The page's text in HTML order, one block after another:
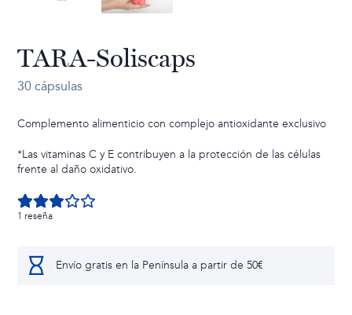
TARA-Soliscaps
30 cápsulas
Complemento alimenticio con complejo antioxidante exclusivo
*Las vitaminas C y E contribuyen a la protección de las células
frente al daño oxidativo.
1 reseña
Envío gratis en la Península a partir de 50€